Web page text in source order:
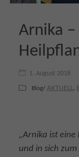
Arnika
1. August 2018
Blog/ AKTUELL,
„Arnika ist eine
und in sich